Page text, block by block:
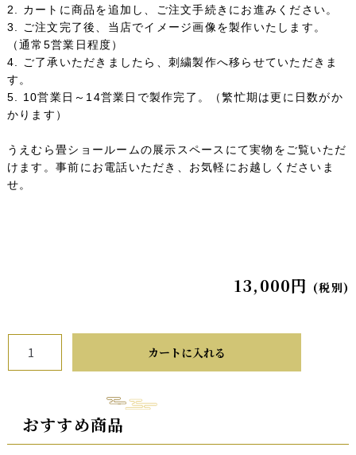
2. カートに商品を追加し、ご注文手続きにお進みください。
3. ご注文完了後、当店でイメージ画像を製作いたします。
（通常5営業日程度）
4. ご了承いただきましたら、刺繍製作へ移らせていただきま
す。
5. 10営業日～14営業日で製作完了。（繁忙期は更に日数がか
かります）
うえむら畳ショールームの展示スペースにて実物をご覧いただ
けます。事前にお電話いただき、お気軽にお越しくださいま
せ。
13,000円 (税別)
ム
カートに入れる
おすすめ商品